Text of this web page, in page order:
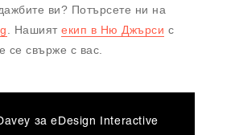
ви? Потърсете ни на
. Нашият екип в Ню Джърси с
се свърже с вас.
за eDesign Interactive